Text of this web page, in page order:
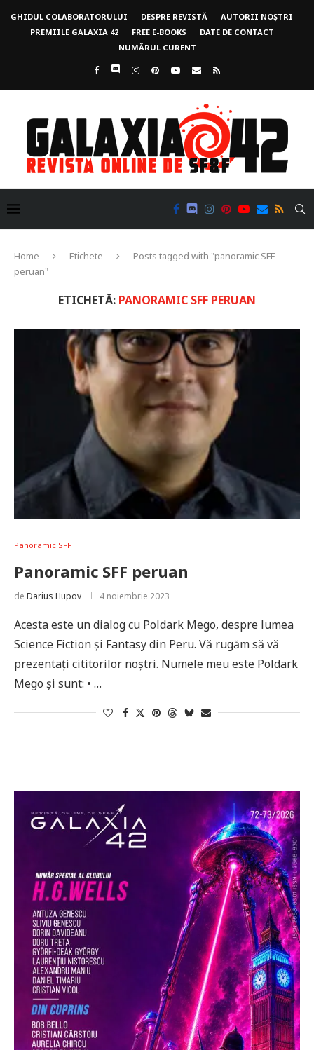
GHIDUL COLABORATORULUI DESPRE REVISTĂ
AUTORII NOȘTRI
PREMIILE GALAXIA 42
FREE E-BOOKS
DATE DE CONTACT
NUMĂRUL CURENT
Home Etichete
Posts tagged with "panoramic SFF
peruan"
ETICHETĂ: PANORAMIC SFF PERUAN
Panoramic SFF
Panoramic SFF peruan
de Darius Hupov 4 noiembrie 2023
Acesta este un dialog cu Poldark Mego, despre lumea
Science Fiction și Fantasy din Peru. Vă rugăm să vă
prezentați cititorilor noștri. Numele meu este Poldark
Mego și sunt: • …